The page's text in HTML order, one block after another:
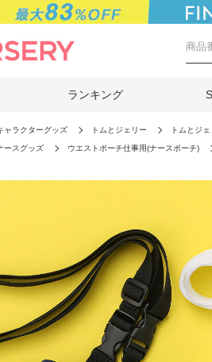
ランキング
ャラクターグッズ トムとジェリー トムとジ
ースグッズ ウエストポーチ仕事用(ナースポーチ)